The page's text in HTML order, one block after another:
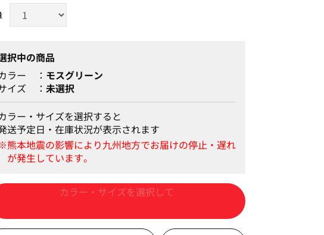
択中の商品
ラー
モスグリーン
イズ
未選択
ラー・サイズを選択すると
送予定日・在庫状況が表示されます
カートに入れる